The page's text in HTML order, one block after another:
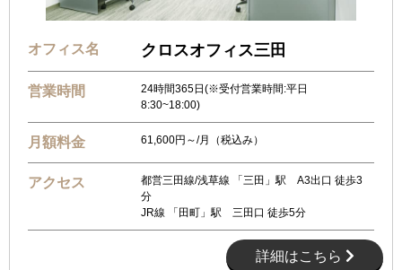
オフィス名 クロスオフィス三田
営業時間
24時間365日(※受付営業時間:平日
8:30~18:00)
月額料金 61,600円～/月（税込み）
アクセス
都営三田線/浅草線 「三田」駅 A3出口 徒歩3
分
JR線 「田町」駅 三田口 徒歩5分
詳細はこちら